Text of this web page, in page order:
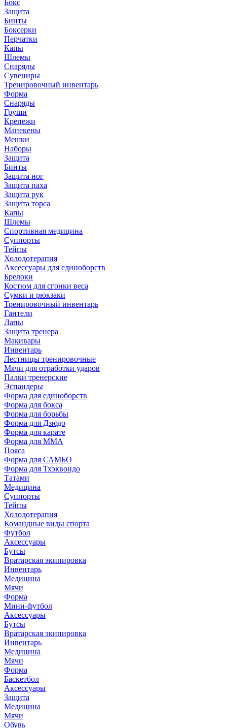
Бокс
Защита
Бинты
Боксерки
Перчатки
Капы
Шлемы
Снаряды
Сувениры
Тренировочный инвентарь
Форма
Снаряды
Груши
Крепежи
Манекены
Мешки
Наборы
Защита
Бинты
Защита ног
Защита паха
Защита рук
Защита торса
Капы
Шлемы
Спортивная медицина
Суппорты
Тейпы
Холодотерапия
Аксессуары для единоборств
Брелоки
Костюм для сгонки веса
Сумки и рюкзаки
Тренировочный инвентарь
Гантели
Лапы
Защита тренера
Макивары
Инвентарь
Лестницы тренировочные
Мячи для отработки ударов
Палки тренерские
Эспандеры
Форма для единоборств
Форма для бокса
Форма для борьбы
Форма для Дзюдо
Форма для карате
Форма для MMA
Пояса
Форма для САМБО
Форма для Тхэквондо
Татами
Медицина
Суппорты
Тейпы
Холодотерапия
Командные виды спорта
Футбол
Аксессуары
Бутсы
Вратарская экипировка
Инвентарь
Медицина
Мячи
Форма
Мини-футбол
Аксессуары
Бутсы
Вратарская экипировка
Инвентарь
Медицина
Мячи
Форма
Баскетбол
Аксессуары
Защита
Медицина
Мячи
Обувь